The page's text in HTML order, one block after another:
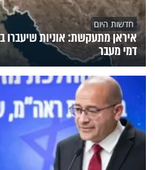
חדשות היום
איראן מתעקשת: אוניות שיעברו
דמי מעבר